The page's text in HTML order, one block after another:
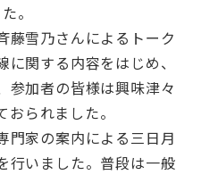
た。
藤雪乃さんによるトーク
関する内容をはじめ、
参加者の皆様は興味津々
おられました。
門家の案内による三日月
行いました。普段は一般